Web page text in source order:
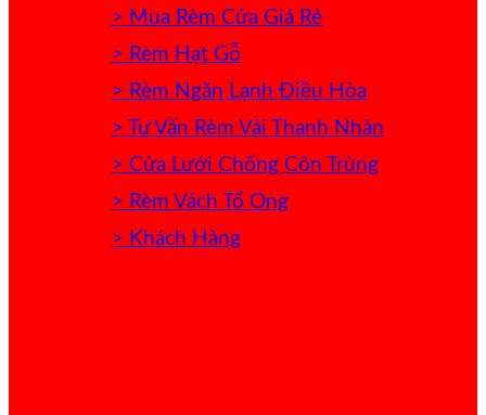
> Mua Rèm Cửa Giá Rẻ
> Rèm Hạt Gỗ
> Rèm Ngăn Lạnh Điều Hòa
> Tư Vấn Rèm Vải Thanh Nhàn
> Cửa Lưới Chống Côn Trùng
> Rèm Vách Tổ Ong
> Khách Hàng